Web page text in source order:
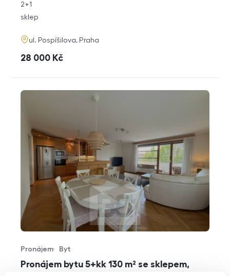
rozměry
2+1
funkce
sklep
adresa
ul. Pospíšilova, Praha
cena
28 000 Kč
Pronájem bytu 5+kk 130 m² se sklepem,
Typ nabídky
Pronájem
Typ nemovitosti
Byt